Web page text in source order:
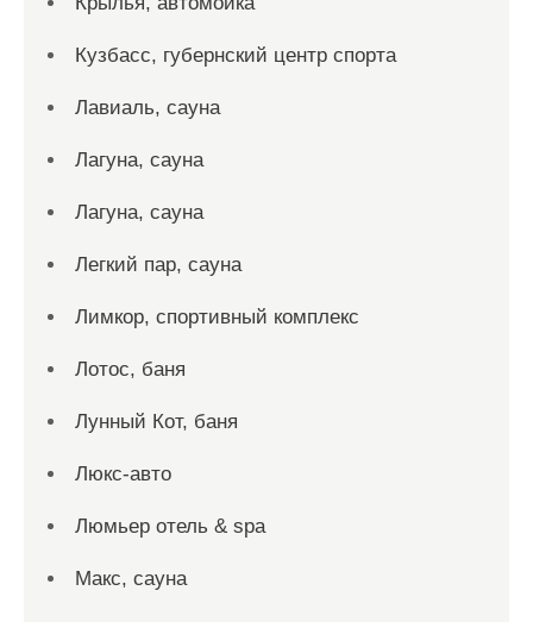
Кузбасс, губернский центр спорта
Лавиаль, сауна
Лагуна, сауна
Лагуна, сауна
Легкий пар, сауна
Лимкор, спортивный комплекс
Лотос, баня
Лунный Кот, баня
Люкс-авто
Люмьер отель & spa
Макс, сауна